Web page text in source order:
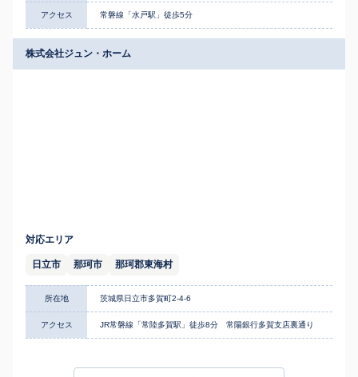
アクセス 常磐線「水戸駅」徒歩5分
株式会社ジュン・ホーム
対応エリア
日立市 那珂市 那珂郡東海村
所在地 茨城県日立市多賀町2-4-6
アクセス JR常磐線「常陸多賀駅」徒歩8分 常陽銀行多賀支店裏通り